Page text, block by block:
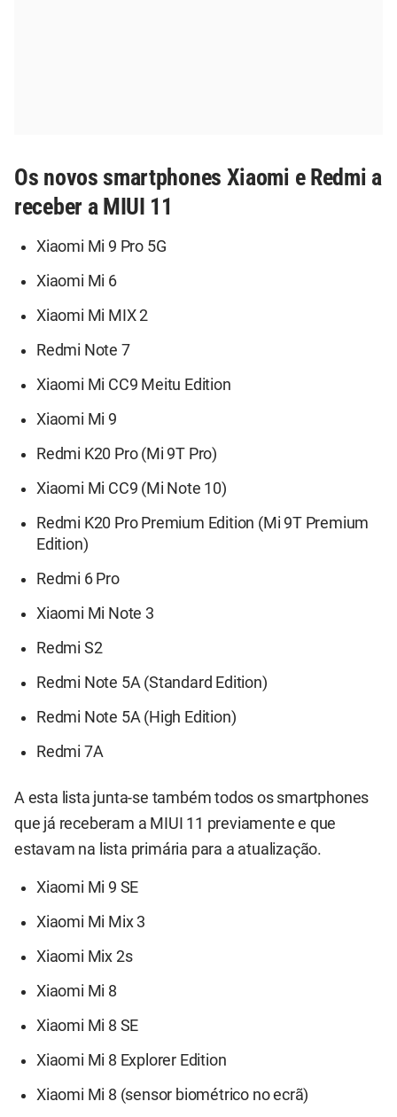
Os novos smartphones Xiaomi e Redmi a
receber a MIUI 11
Xiaomi Mi 9 Pro 5G
Xiaomi Mi 6
Xiaomi Mi MIX 2
Redmi Note 7
Xiaomi Mi CC9 Meitu Edition
Xiaomi Mi 9
Redmi K20 Pro (Mi 9T Pro)
Xiaomi Mi CC9 (Mi Note 10)
Redmi K20 Pro Premium Edition (Mi 9T Premium
Edition)
Redmi 6 Pro
Xiaomi Mi Note 3
Redmi S2
Redmi Note 5A (Standard Edition)
Redmi Note 5A (High Edition)
Redmi 7A
A esta lista junta-se também todos os smartphones
que já receberam a MIUI 11 previamente e que
estavam na lista primária para a atualização.
Xiaomi Mi 9 SE
Xiaomi Mi Mix 3
Xiaomi Mix 2s
Xiaomi Mi 8
Xiaomi Mi 8 SE
Xiaomi Mi 8 Explorer Edition
Xiaomi Mi 8 (sensor biométrico no ecrã)